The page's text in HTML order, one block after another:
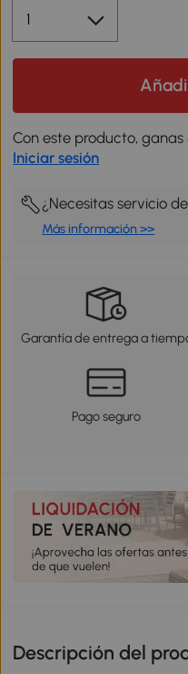
Con este producto, ganas
Iniciar sesión
¿Necesitas servicio
Más información >>
Garantía de entrega a
Pago seguro
Descripción del